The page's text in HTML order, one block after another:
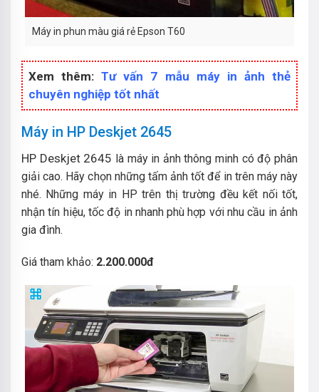
Máy in phun màu giá rẻ Epson T60
Xem thêm:Tư vấn 7 mẫu máy in ảnh thẻ
chuyên nghiệp tốt nhất
Máy in HP Deskjet 2645
HP Deskjet 2645 là máy in ảnh thông minh có độ phân
giải cao. Hãy chọn những tấm ảnh tốt để in trên máy này
nhé. Những máy in HP trên thị trường đều kết nối tốt,
nhận tín hiệu, tốc độ in nhanh phù hợp với nhu cầu in ảnh
gia đình.
Giá tham khảo: 2.200.000đ